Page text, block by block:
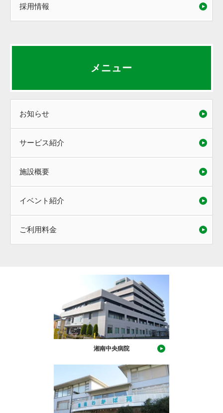
採用情報
メニュー
お知らせ
サービス紹介
施設概要
イベント紹介
ご利用料金
湘南中央病院